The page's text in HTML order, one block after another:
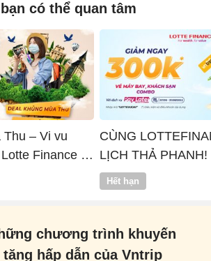
có thể quan tâm
Thu – Vi vu
Finance x
CÙNG
LỊCH THẢ PHANH!
Hết hạn
chương trình khuyến
hấp dẫn của Vntrip